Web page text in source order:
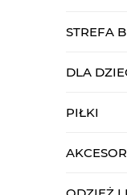
STREFA
DLA
PIŁKI